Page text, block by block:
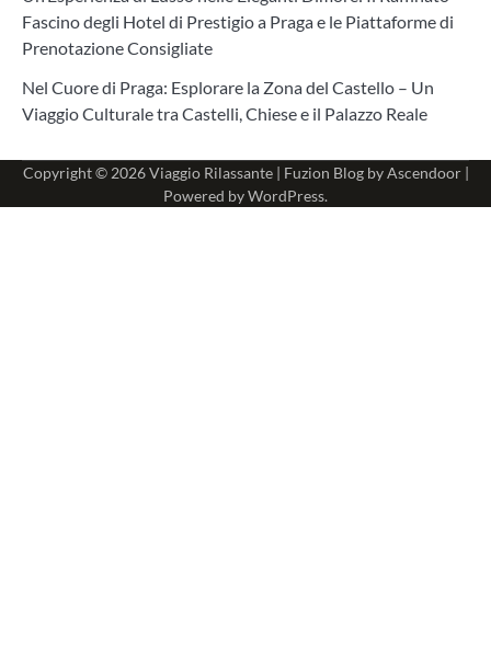
Fascino degli Hotel di Prestigio a Praga e le Piattaforme di
Prenotazione Consigliate
Nel Cuore di Praga: Esplorare la Zona del Castello – Un
Viaggio Culturale tra Castelli, Chiese e il Palazzo Reale
Copyright © 2026Viaggio Rilassante| Fuzion Blog byAscendoor|
Powered byWordPress.